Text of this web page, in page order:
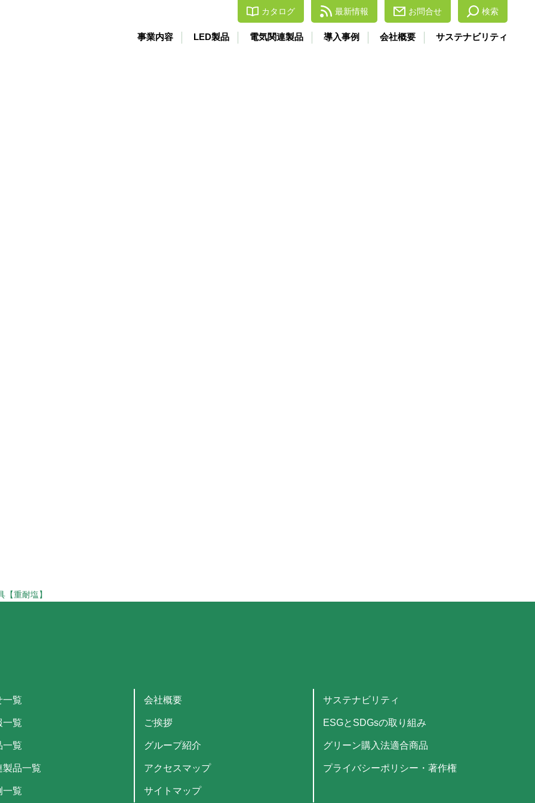
事業内容 LED製品 電気関連製品 導入事例 会社概要 サステナビリティ
カタログ 最新情報 お問合せ 検索
重耐塩】
一覧
一覧
一覧
製品一覧
一覧
会社概要
ご挨拶
グループ紹介
アクセスマップ
サイトマップ
サステナビリティ
ESGとSDGsの取り組み
グリーン購入法適合商品
プライバシーポリシー・著作権